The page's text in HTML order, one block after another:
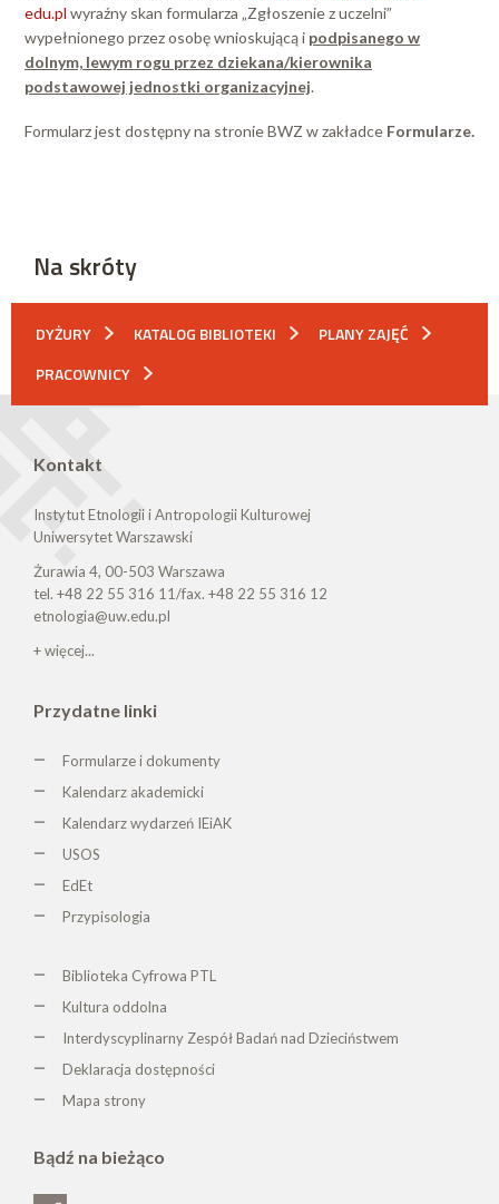
edu.pl wyraźny skan formularza „Zgłoszenie z uczelni”
wypełnionego przez osobę wnioskującą i podpisanego w
dolnym, lewym rogu przez dziekana/kierownika
podstawowej jednostki organizacyjnej.
Formularz jest dostępny na stronie BWZ w zakładce Formularze.
Na skróty
DYŻURY KATALOG BIBLIOTEKI
PLANY ZAJĘĆ
PRACOWNICY
Kontakt
Instytut Etnologii i Antropologii Kulturowej
Uniwersytet Warszawski
Żurawia 4, 00-503 Warszawa
tel. +48 22 55 316 11/fax. +48 22 55 316 12
etnologia@uw.edu.pl
+ więcej...
Przydatne linki
Formularze i dokumenty
Kalendarz akademicki
Kalendarz wydarzeń IEiAK
USOS
EdEt
Przypisologia
Biblioteka Cyfrowa PTL
Kultura oddolna
Interdyscyplinarny Zespół Badań nad Dzieciństwem
Deklaracja dostępności
Mapa strony
Bądź na bieżąco